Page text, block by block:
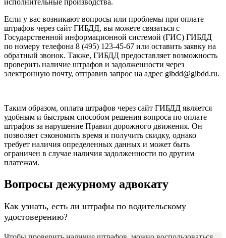
исполнительные производства.
Если у вас возникают вопросы или проблемы при оплате
штрафов через сайт ГИБДД, вы можете связаться с
Государственной информационной системой (ГИС) ГИБДД
по номеру телефона 8 (495) 123-45-67 или оставить заявку на
обратный звонок. Также, ГИБДД предоставляет возможность
проверить наличие штрафов и задолженности через
электронную почту, отправив запрос на адрес gibdd@gibdd.ru.
Таким образом, оплата штрафов через сайт ГИБДД является
удобным и быстрым способом решения вопроса по оплате
штрафов за нарушение Правил дорожного движения. Он
позволяет сэкономить время и получить скидку, однако
требует наличия определенных данных и может быть
ограничен в случае наличия задолженности по другим
платежам.
Вопросы дежурному адвокату
Как узнать, есть ли штрафы по водительскому
удостоверению?